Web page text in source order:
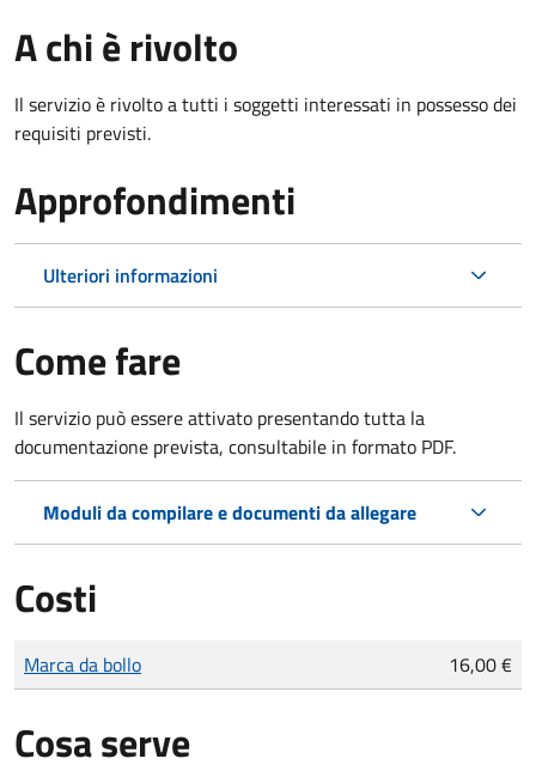
A chi è rivolto
Il servizio è rivolto a tutti i soggetti interessati in possesso dei
requisiti previsti.
Approfondimenti
Ulteriori informazioni
Come fare
Il servizio può essere attivato presentando tutta la
documentazione prevista, consultabile in formato PDF.
Moduli da compilare e documenti da allegare
Costi
Tipo di pagamento
Importo
Marca da bollo 16,00 €
Cosa serve